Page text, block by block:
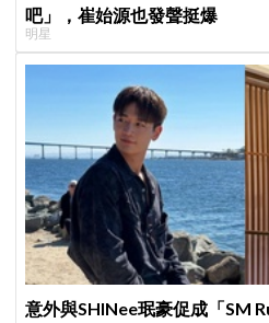
吧」，崔始源也發聲挺爆
明星
意外與SHINee珉豪促成「SM